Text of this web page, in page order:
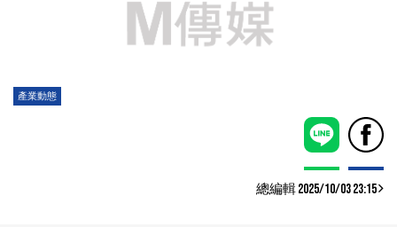
產業動態
總編輯 2025/10/03 23:15